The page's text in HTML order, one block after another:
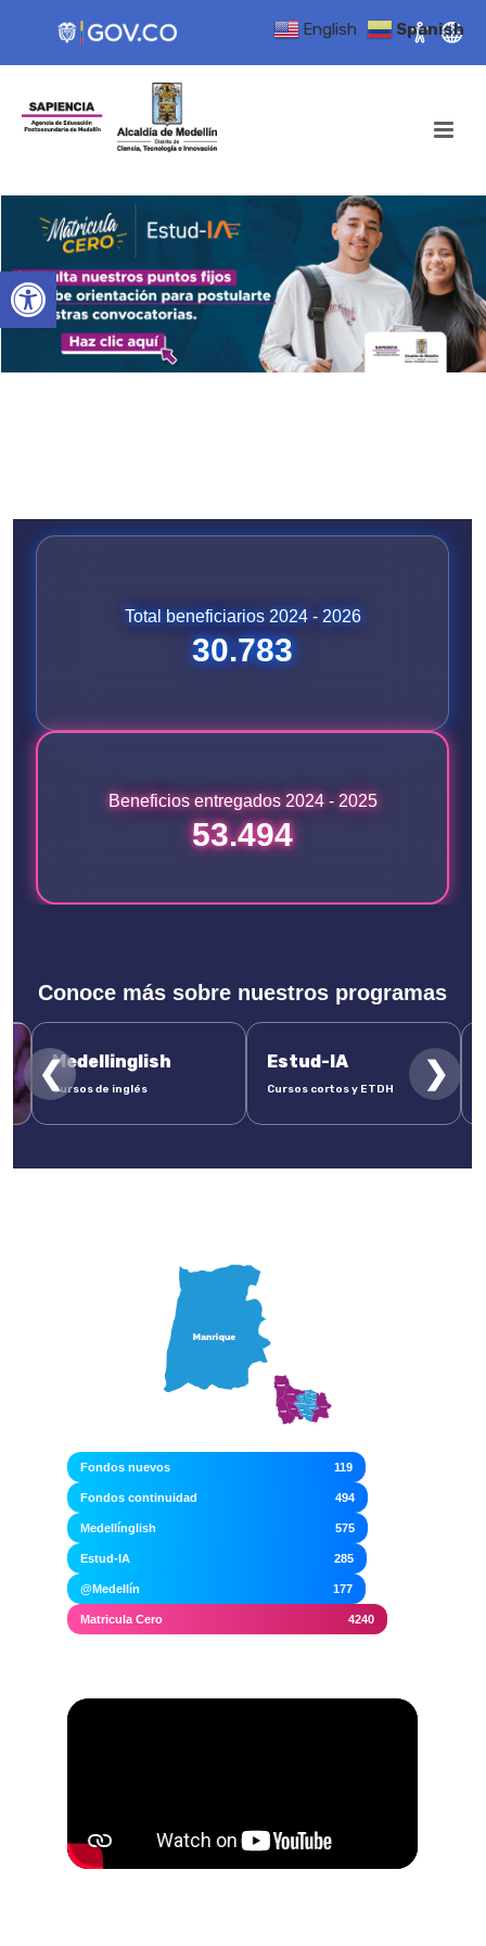
Open toolbar
Total beneficiarios 2024 - 2026
30.783
Beneficios entregados 2024 - 2025
53.494
Conoce más sobre nuestros programas
❮ ❯
Medellinglish
Cursos de inglés
Estud-IA
Cursos cortos y ETDH
Beneficiarios y Beneficios por comuna
Fondos nuevos 119
Fondos continuidad 494
Medellínglish 575
Estud-IA 285
@Medellín 177
Matricula Cero 4240
English Spanish